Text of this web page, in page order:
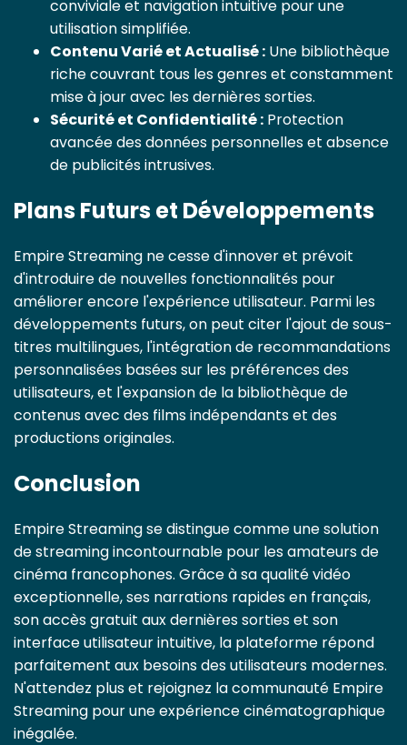
conviviale et navigation intuitive pour une
utilisation simplifiée.
Contenu Varié et Actualisé : Une bibliothèque
riche couvrant tous les genres et constamment
mise à jour avec les dernières sorties.
Sécurité et Confidentialité : Protection
avancée des données personnelles et absence
de publicités intrusives.
Plans Futurs et Développements
Empire Streaming ne cesse d'innover et prévoit
d'introduire de nouvelles fonctionnalités pour
améliorer encore l'expérience utilisateur. Parmi les
développements futurs, on peut citer l'ajout de sous-
titres multilingues, l'intégration de recommandations
personnalisées basées sur les préférences des
utilisateurs, et l'expansion de la bibliothèque de
contenus avec des films indépendants et des
productions originales.
Conclusion
Empire Streaming se distingue comme une solution
de streaming incontournable pour les amateurs de
cinéma francophones. Grâce à sa qualité vidéo
exceptionnelle, ses narrations rapides en français,
son accès gratuit aux dernières sorties et son
interface utilisateur intuitive, la plateforme répond
parfaitement aux besoins des utilisateurs modernes.
N'attendez plus et rejoignez la communauté Empire
Streaming pour une expérience cinématographique
inégalée.